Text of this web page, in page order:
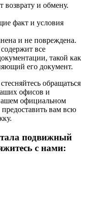
и обмену.
факт и условия
и не повреждена.
все
такой как
его документ.
обращаться
офисов и
официальном
вам всю
подвижный
с нами: